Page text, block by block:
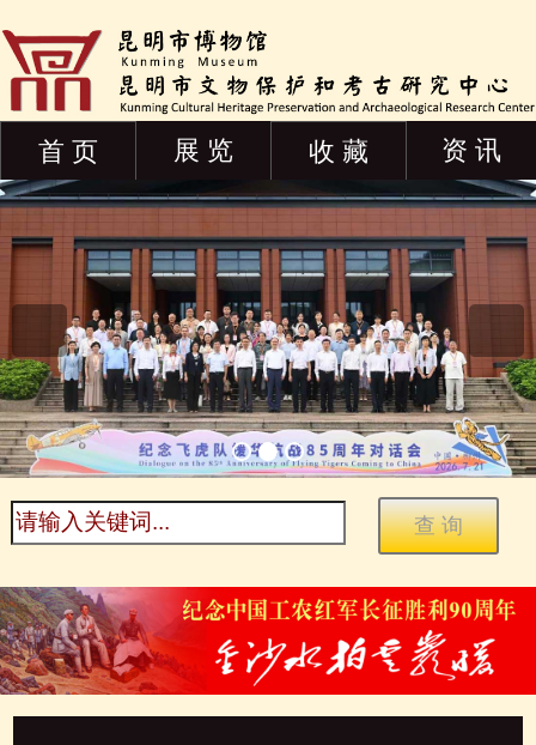
首 页 展 览 收 藏 资 讯